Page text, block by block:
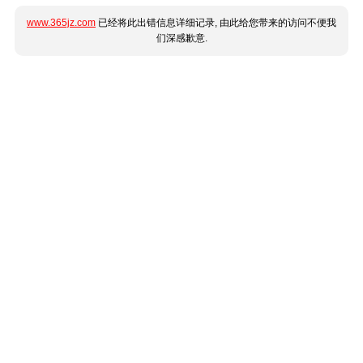
www.365jz.com 已经将此出错信息详细记录, 由此给您带来的访问不便我
们深感歉意.